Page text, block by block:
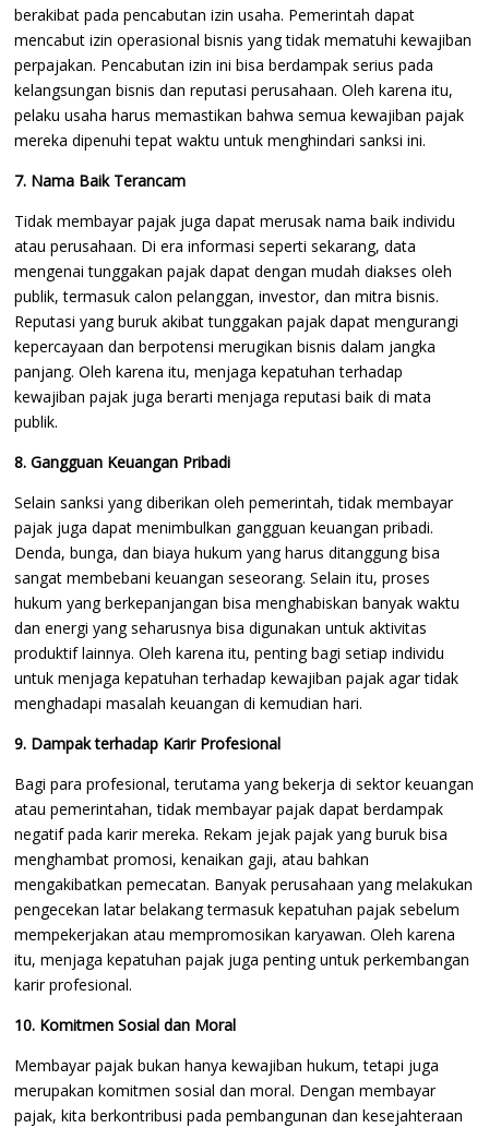
berakibat pada pencabutan izin usaha. Pemerintah dapat
mencabut izin operasional bisnis yang tidak mematuhi kewajiban
perpajakan. Pencabutan izin ini bisa berdampak serius pada
kelangsungan bisnis dan reputasi perusahaan. Oleh karena itu,
pelaku usaha harus memastikan bahwa semua kewajiban pajak
mereka dipenuhi tepat waktu untuk menghindari sanksi ini.
7. Nama Baik Terancam
Tidak membayar pajak juga dapat merusak nama baik individu
atau perusahaan. Di era informasi seperti sekarang, data
mengenai tunggakan pajak dapat dengan mudah diakses oleh
publik, termasuk calon pelanggan, investor, dan mitra bisnis.
Reputasi yang buruk akibat tunggakan pajak dapat mengurangi
kepercayaan dan berpotensi merugikan bisnis dalam jangka
panjang. Oleh karena itu, menjaga kepatuhan terhadap
kewajiban pajak juga berarti menjaga reputasi baik di mata
publik.
8. Gangguan Keuangan Pribadi
Selain sanksi yang diberikan oleh pemerintah, tidak membayar
pajak juga dapat menimbulkan gangguan keuangan pribadi.
Denda, bunga, dan biaya hukum yang harus ditanggung bisa
sangat membebani keuangan seseorang. Selain itu, proses
hukum yang berkepanjangan bisa menghabiskan banyak waktu
dan energi yang seharusnya bisa digunakan untuk aktivitas
produktif lainnya. Oleh karena itu, penting bagi setiap individu
untuk menjaga kepatuhan terhadap kewajiban pajak agar tidak
menghadapi masalah keuangan di kemudian hari.
9. Dampak terhadap Karir Profesional
Bagi para profesional, terutama yang bekerja di sektor keuangan
atau pemerintahan, tidak membayar pajak dapat berdampak
negatif pada karir mereka. Rekam jejak pajak yang buruk bisa
menghambat promosi, kenaikan gaji, atau bahkan
mengakibatkan pemecatan. Banyak perusahaan yang melakukan
pengecekan latar belakang termasuk kepatuhan pajak sebelum
mempekerjakan atau mempromosikan karyawan. Oleh karena
itu, menjaga kepatuhan pajak juga penting untuk perkembangan
karir profesional.
10. Komitmen Sosial dan Moral
Membayar pajak bukan hanya kewajiban hukum, tetapi juga
merupakan komitmen sosial dan moral. Dengan membayar
pajak, kita berkontribusi pada pembangunan dan kesejahteraan